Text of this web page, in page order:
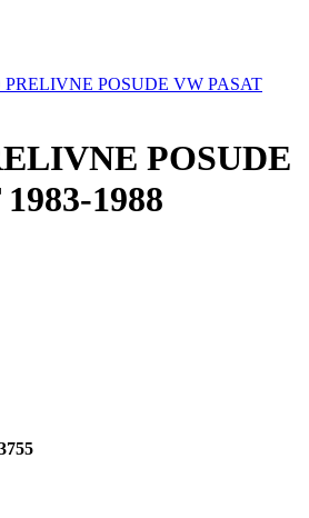
PRELIVNE POSUDE VW PASAT
POSUDE
1988